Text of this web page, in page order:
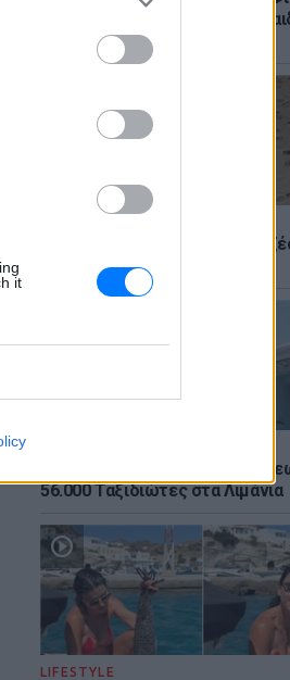
it
για το «γοητευτικό
ελληνικού σινεμά»
Καιρός: Πού θα «χτυπήσει» η
Αύγουστος: Ρεκόρ
56.000 Ταξιδιώτες στα Λιμάνια
LIFESTYLE